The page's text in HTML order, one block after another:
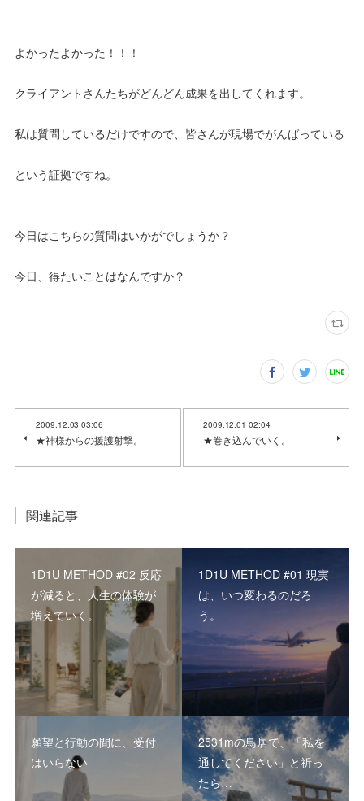
よかったよかった！！！
クライアントさんたちがどんどん成果を出してくれます。
私は質問しているだけですので、皆さんが現場でがんばっている
という証拠ですね。
今日はこちらの質問はいかがでしょうか？
今日、得たいことはなんですか？
2009.12.03 03:06
★神様からの援護射撃。
2009.12.01 02:04
★巻き込んでいく。
関連記事
1D1U METHOD #02 反応
が減ると、人生の体験が
増えていく。
1D1U METHOD #01 現実
は、いつ変わるのだろ
う。
願望と行動の間に、受付
はいらない
2531mの鳥居で、「私を
通してください」と祈っ
たら…